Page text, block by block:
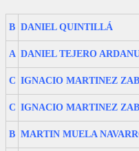
B DANIEL QUINTILLÁ
A DANIEL TEJERO
C IGNACIO MARTINEZ
C IGNACIO MARTINEZ
B MARTIN MUELA